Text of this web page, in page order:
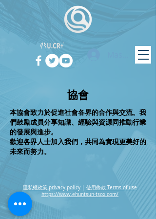
協會
本協會致力於促進社會各界的合作與交流。我
們鼓勵成員分享知識、經驗與資源同推動行業
的發展與進步。
歡迎各界人士加入我們，共同為實現更美好的
未來而努力。
隱私權政策 privacy policy | 使用條款 Terms of use
https://www.ehuntsun-tsox.com/